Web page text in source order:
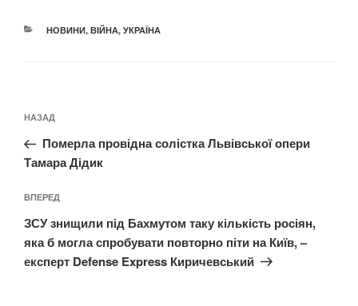
КАТЕГОРІЇ
НОВИНИ, ВІЙНА, УКРАЇНА
записів
Попередній
запис:
НАЗАД
Померла провідна солістка Львівської опери
Тамара Дідик
Наступний
запис
ВПЕРЕД
ЗСУ знищили під Бахмутом таку кількість росіян,
яка б могла спробувати повторно піти на Київ, –
експерт Defense Express Киричевський